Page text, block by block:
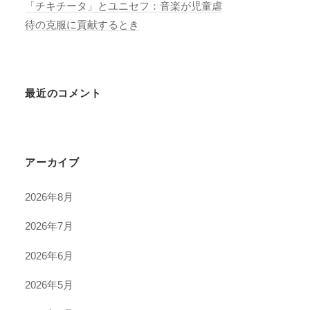
「チキチータ」とユニセフ：音楽が児童虐
待の克服に貢献するとき
最近のコメント
アーカイブ
2026年8月
2026年7月
2026年6月
2026年5月